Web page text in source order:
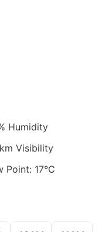
Humidity
Visibility
Point: 17°C